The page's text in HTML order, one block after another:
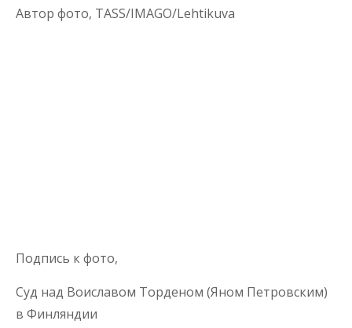
Автор фото, TASS/IMAGO/Lehtikuva
Подпись к фото,
Суд над Воиславом Торденом (Яном Петровским)
в Финляндии